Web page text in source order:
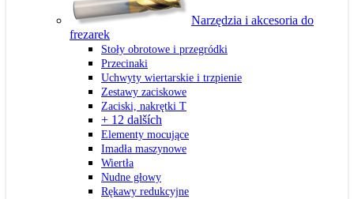
Narzędzia i akcesoria do
frezarek
Stoły obrotowe i przegródki
Przecinaki
Uchwyty wiertarskie i trzpienie
Zestawy zaciskowe
Zaciski, nakrętki T
+ 12 dalších
Elementy mocujące
Imadła maszynowe
Wiertła
Nudne głowy
Rękawy redukcyjne